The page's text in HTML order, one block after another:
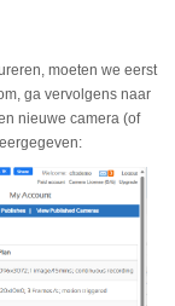
moeten we eerst
ga vervolgens naar
nieuwe camera (of